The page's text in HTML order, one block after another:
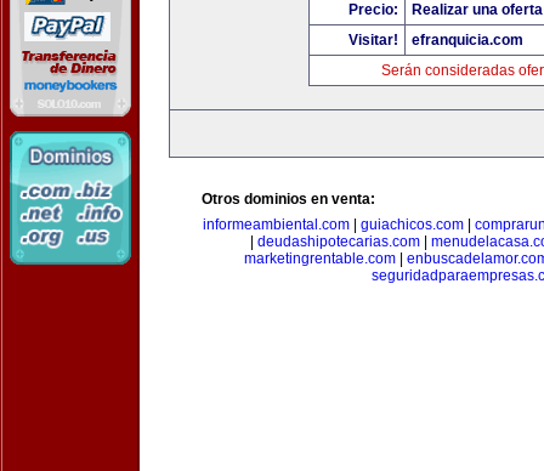
Precio:
Realizar una
Visitar!
efranquicia.com
Serán consideradas
Otros dominios en venta:
informeambiental.com
guiachicos.com
deudashipotecarias.com|
marketingrentable.com|